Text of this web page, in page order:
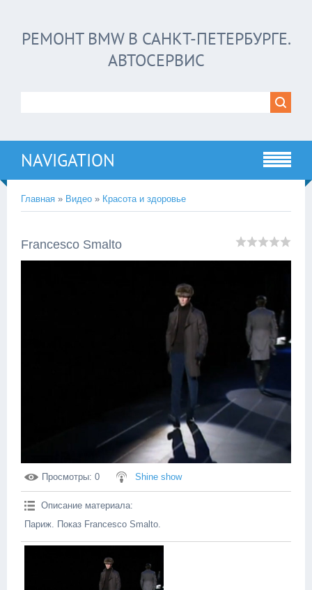
РЕМОНТ BMW В САНКТ-ПЕТЕРБУРГЕ.
АВТОСЕРВИС
NAVIGATION
Главная » Видео » Красота и здоровье
Francesco Smalto
Просмотры: 0 Shine show
Описание материала:
Париж. Показ Francesco Smalto.